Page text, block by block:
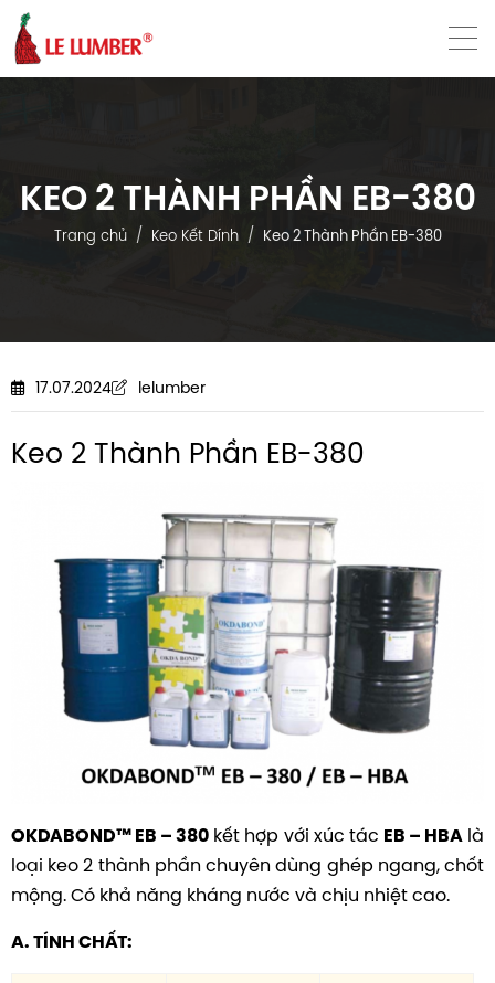
KEO 2 THÀNH PHẦN EB-380
Trang chủ Keo Kết Dính Keo 2 Thành Phần EB-380
17.07.2024 lelumber
Keo 2 Thành Phần EB-380
OKDABOND™ EB – 380 kết hợp với xúc tác EB – HBAlà
loại keo 2 thành phần chuyên dùng ghép ngang, chốt
mộng. Có khả năng kháng nước và chịu nhiệt cao.
A. TÍNH CHẤT: